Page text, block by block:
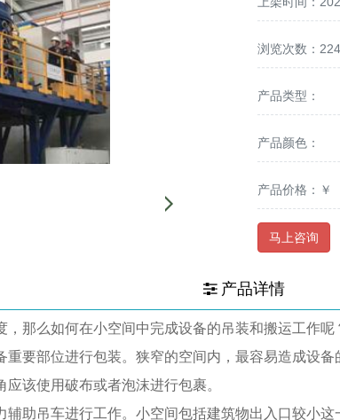
浏览次数：
产品类型：
产品颜色：
产品价格：￥
马上咨询
产品详情
那么如何在小空间中完成设备的吊装和搬运工作呢
要部位进行包装。狭窄的空间内，最容易造成设
该使用破布或者泡沫进行包裹。
助吊车进行工作。小空间包括建筑物出入口较小